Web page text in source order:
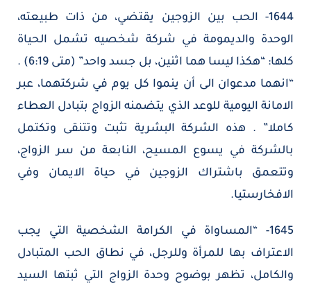
1644- الحب بين الزوجين يقتضي، من ذات طبيعته،
الوحدة والديمومة في شركة شخصيه تشمل الحياة
كلها: “هكذا ليسا هما اثنين، بل جسد واحد” (متى 6:19) .
“انهما مدعوان الى أن ينموا كل يوم في شركتهما، عبر
الامانة اليومية للوعد الذي يتضمنه الزواج بتبادل العطاء
كاملا” . هذه الشركة البشرية تثبت وتتنقى وتكتمل
بالشركة في يسوع المسيح، النابعة من سر الزواج،
وتتعمق باشتراك الزوجين في حياة الايمان وفي
الافخارستيا.
1645- “المساواة في الكرامة الشخصية التي يجب
الاعتراف بها للمرأة وللرجل، في نطاق الحب المتبادل
والكامل، تظهر بوضوح وحدة الزواج التي ثبتها السيد